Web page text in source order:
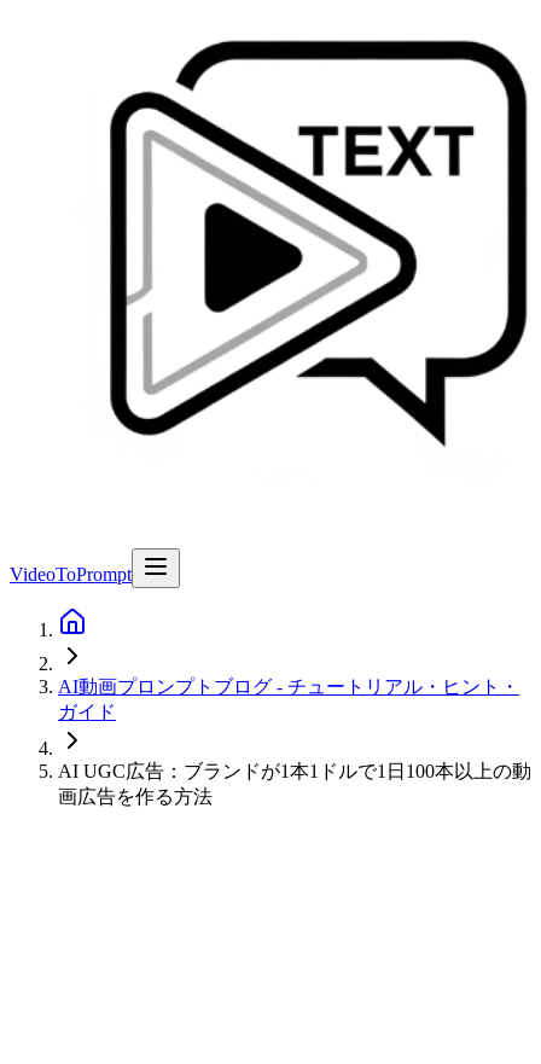
VideoToPrompt
AI動画プロンプトブログ - チュートリアル・ヒント・
ガイド
AI UGC広告：ブランドが1本1ドルで1日100本以上の動
画広告を作る方法